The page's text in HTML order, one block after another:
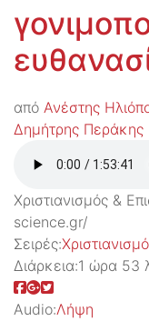
από Ανέστης
Δημήτρης Περάκης
Χριστιανισμός &
science.gr/
Σειρές:
Διάρκεια:1 ώρα 53
Audio:Λήψη